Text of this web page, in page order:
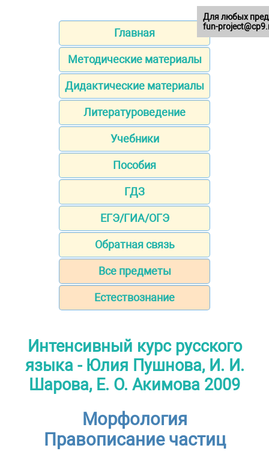
Главная
Методические материалы
Дидактические материалы
Литературоведение
Учебники
Пособия
ГДЗ
ЕГЭ/ГИА/ОГЭ
Обратная связь
Все предметы
Естествознание
Интенсивный курс русского
языка - Юлия Пушнова, И. И.
Шарова, Е. О. Акимова 2009
Морфология
Правописание частиц
Для любых
fun-